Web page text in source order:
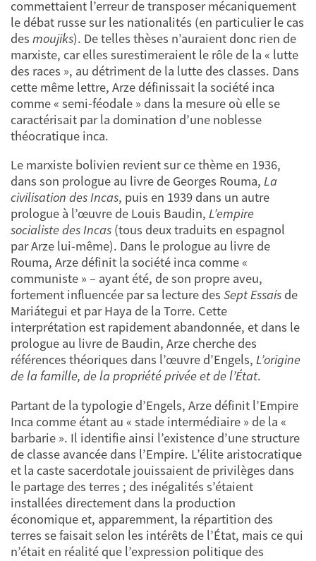
commettaient l’erreur de transposer mécaniquement
le débat russe sur les nationalités (en particulier le cas
des moujiks). De telles thèses n’auraient donc rien de
marxiste, car elles surestimeraient le rôle de la « lutte
des races », au détriment de la lutte des classes. Dans
cette même lettre, Arze définissait la société inca
comme « semi-féodale » dans la mesure où elle se
caractérisait par la domination d’une noblesse
théocratique inca.
Le marxiste bolivien revient sur ce thème en 1936,
dans son prologue au livre de Georges Rouma, La
civilisation des Incas, puis en 1939 dans un autre
prologue à l’œuvre de Louis Baudin, L’empire
socialiste des Incas (tous deux traduits en espagnol
par Arze lui-même). Dans le prologue au livre de
Rouma, Arze définit la société inca comme «
communiste » – ayant été, de son propre aveu,
fortement influencée par sa lecture des Sept Essais de
Mariátegui et par Haya de la Torre. Cette
interprétation est rapidement abandonnée, et dans le
prologue au livre de Baudin, Arze cherche des
références théoriques dans l’œuvre d’Engels, L’origine
de la famille, de la propriété privée et de l’État.
Partant de la typologie d’Engels, Arze définit l’Empire
Inca comme étant au « stade intermédiaire » de la «
barbarie ». Il identifie ainsi l’existence d’une structure
de classe avancée dans l’Empire. L’élite aristocratique
et la caste sacerdotale jouissaient de privilèges dans
le partage des terres ; des inégalités s’étaient
installées directement dans la production
économique et, apparemment, la répartition des
terres se faisait selon les intérêts de l’État, mais ce qui
n’était en réalité que l’expression politique des